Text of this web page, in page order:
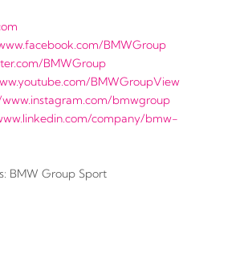
BMWGroup
BMWGroup
BMWGroupView
bmwgroup
company/bmw-
BMW Group Sport